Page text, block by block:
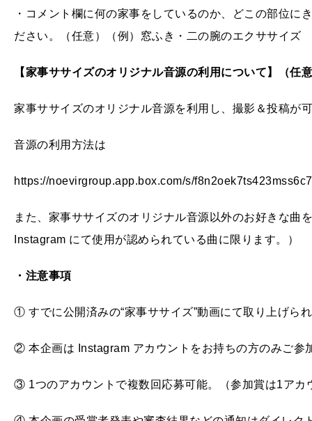
・コメント欄に何の家事をしているのか、どこの部位に
ださい。（任意）（例）窓ふき・二の腕のエクササイズ
【家事ササイズのオリジナル音源の利用について】（任
家事ササイズのオリジナル音源を利用し、撮影＆投稿が
音源の利用方法は
https://noevirgroup.app.box.com/s/
また、家事ササイズのオリジナル音源以外のお好きな曲
Instagram にて使用が認められている曲に限ります。）
・注意事項
① すでに公開済みの“家事ササイズ”動画にて取り上げら
② 本企画は Instagram アカウントをお持ちの方のみご参
③ 1つのアカウントで複数回応募可能。（参加賞は1アカ